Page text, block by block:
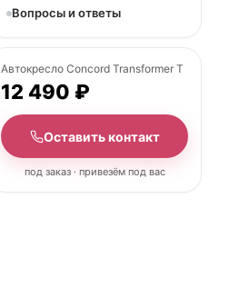
Вопросы и ответы
Автокресло Concord Transformer T
12 490 ₽
Оставить контакт
под заказ · привезём под вас